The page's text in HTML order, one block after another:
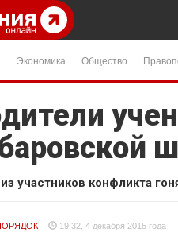
Экономика Общество
участников конфликта
19:32, 4 декабря 2015 года